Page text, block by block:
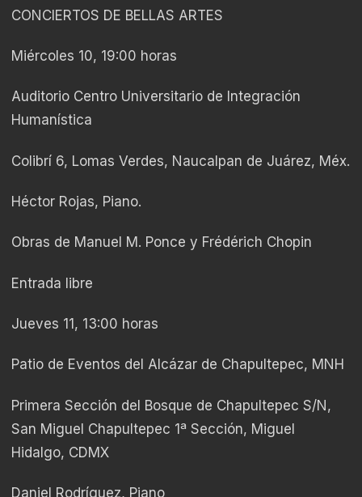
CONCIERTOS DE BELLAS ARTES
Miércoles 10, 19:00 horas
Auditorio Centro Universitario de Integración
Humanística
Colibrí 6, Lomas Verdes, Naucalpan de Juárez, Méx.
Héctor Rojas, Piano.
Obras de Manuel M. Ponce y Frédérich Chopin
Entrada libre
Jueves 11, 13:00 horas
Patio de Eventos del Alcázar de Chapultepec, MNH
Primera Sección del Bosque de Chapultepec S/N,
San Miguel Chapultepec 1ª Sección, Miguel
Hidalgo, CDMX
Daniel Rodríguez, Piano